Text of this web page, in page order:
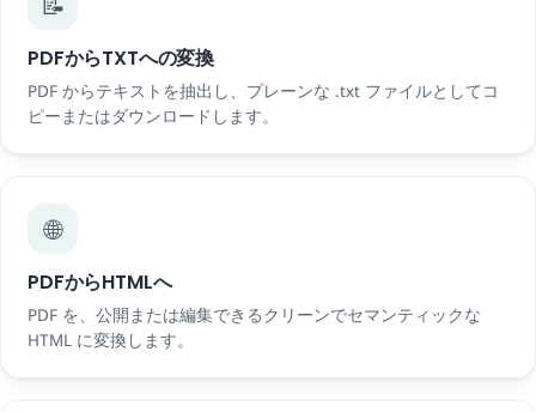
PDFからTXTへの変換
PDF からテキストを抽出し、プレーンな .txt ファイルとしてコ
ピーまたはダウンロードします。
🌐
PDFからHTMLへ
PDF を、公開または編集できるクリーンでセマンティックな
HTML に変換します。